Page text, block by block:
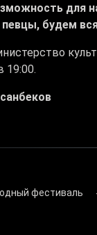
будем
19:00.
фестиваль